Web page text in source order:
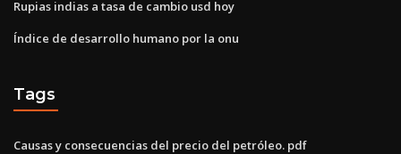
Rupias indias a tasa de cambio usd hoy
Índice de desarrollo humano por la onu
Tags
Causas y consecuencias del precio del petróleo. pdf